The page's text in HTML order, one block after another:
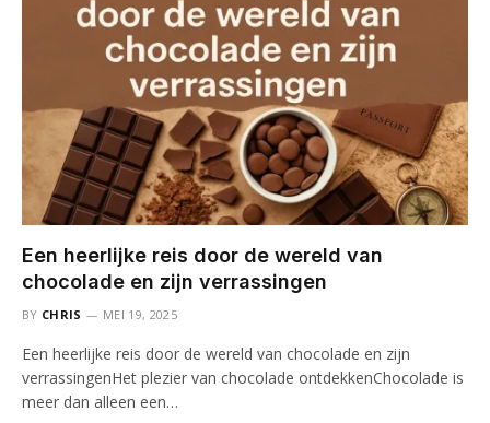
Een heerlijke reis door de wereld van
chocolade en zijn verrassingen
BY CHRIS MEI 19, 2025
Een heerlijke reis door de wereld van chocolade en zijn
verrassingenHet plezier van chocolade ontdekkenChocolade is
meer dan alleen een…